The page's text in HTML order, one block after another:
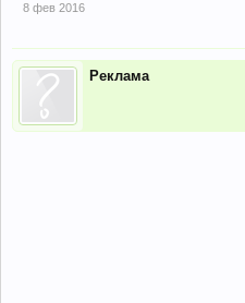
8 фев 2016
Реклама